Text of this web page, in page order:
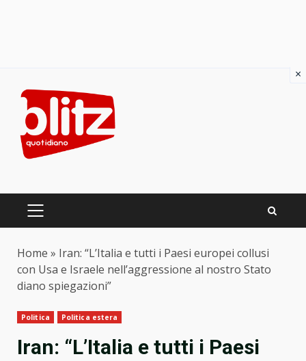
content
PRIMARY
Home » Iran: “L’Italia e tutti i Paesi europei collusi
con Usa e Israele nell’aggressione al nostro Stato
diano spiegazioni”
Politica Politica estera
Iran: “L’Italia e tutti i Paesi
×